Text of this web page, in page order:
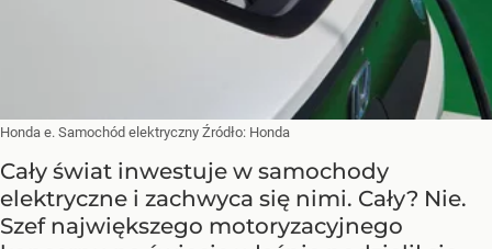
Honda e. Samochód elektryczny Źródło: Honda
Cały świat inwestuje w samochody
elektryczne i zachwyca się nimi. Cały? Nie.
Szef największego motoryzacyjnego